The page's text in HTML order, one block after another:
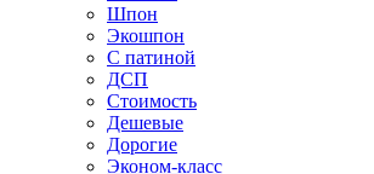
Шпон
Экошпон
С патиной
ДСП
Стоимость
Дешевые
Дорогие
Эконом-класс